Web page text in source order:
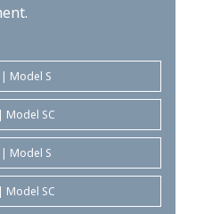
Model S
Model SC
Model S
Model SC